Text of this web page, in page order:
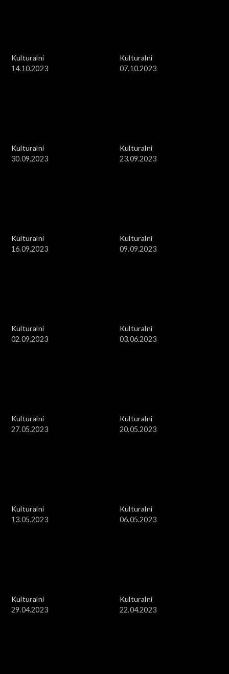
Kulturalni
14.10.2023
Kulturalni
07.10.2023
Kulturalni
30.09.2023
Kulturalni
23.09.2023
Kulturalni
16.09.2023
Kulturalni
09.09.2023
Kulturalni
02.09.2023
Kulturalni
03.06.2023
Kulturalni
27.05.2023
Kulturalni
20.05.2023
Kulturalni
13.05.2023
Kulturalni
06.05.2023
Kulturalni
29.04.2023
Kulturalni
22.04.2023